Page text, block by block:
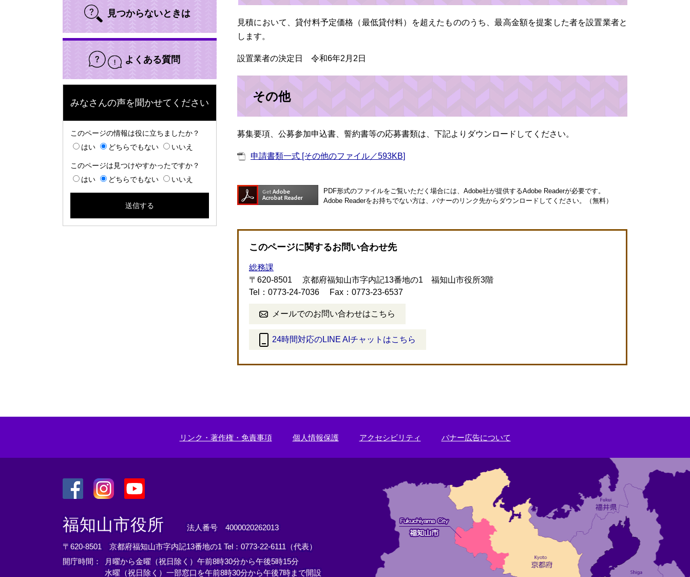
見積において、貸付料予定価格（最低貸付料）を超えたもののうち、最高金額を提案した者を設置業者と
します。
設置業者の決定日 令和6年2月2日
その他
募集要項、公募参加申込書、誓約書等の応募書類は、下記よりダウンロードしてください。
申請書類一式 [その他のファイル／593KB]
PDF形式のファイルをご覧いただく場合には、Adobe社が提供するAdobe Readerが必要です。
Adobe Readerをお持ちでない方は、バナーのリンク先からダウンロードしてください。（無料）
このページに関するお問い合わせ先
総務課
〒620-8501
京都府福知山市字内記13番地の1 福知山市役所3階
Tel：0773-24-7036
Fax：0773-23-6537
メールでのお問い合わせはこちら
24時間対応のLINE AIチャットはこちら
外
ク
見つからないときは
よくある質問
みなさんの声を聞かせてください
このページの情報は役に立ちましたか？
はい
どちらでもない いいえ
このページは見つけやすかったですか？
はい
どちらでもない いいえ
リンク・著作権・免責事項 個人情報保護 アクセシビリティ バナー広告について
外
部
リ
ン
ク
外
部
リ
ン
ク
外
部
リ
ン
ク
福知山市役所 法人番号 4000020262013
〒620-8501 京都府福知山市字内記13番地の1 Tel：0773-22-6111（代表）
開庁時間： 月曜から金曜（祝日除く）午前8時30分から午後5時15分
水曜（祝日除く）一部窓口を午前8時30分から午後7時まで開設